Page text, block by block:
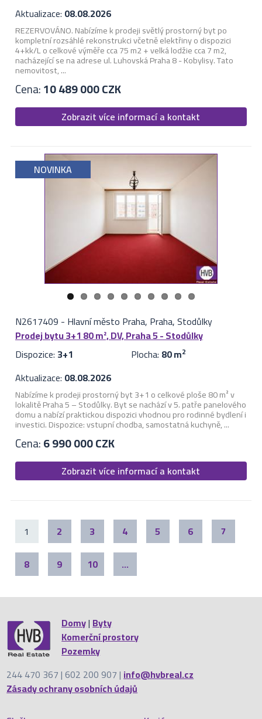
Aktualizace: 08.08.2026
REZERVOVÁNO. Nabízíme k prodeji světlý prostorný byt po
kompletní rozsáhlé rekonstrukci včetně elektřiny o dispozici
4+kk/L o celkové výměře cca 75 m2 + velká lodžie cca 7 m2,
nacházející se na adrese ul. Luhovská Praha 8 - Kobylisy. Tato
nemovitost, ...
Cena:10 489 000 CZK
Zobrazit více informací a kontakt
NOVINKA
N2617409 - Hlavní město Praha, Praha, Stodůlky
Prodej bytu 3+1 80 m², DV, Praha 5 - Stodůlky
Dispozice: 3+1 Plocha: 80 m2
Aktualizace: 08.08.2026
Nabízíme k prodeji prostorný byt 3+1 o celkové ploše 80 m² v
lokalitě Praha 5 – Stodůlky. Byt se nachází v 5. patře panelového
domu a nabízí praktickou dispozici vhodnou pro rodinné bydlení i
investici. Dispozice: vstupní chodba, samostatná kuchyně, ...
Cena:6 990 000 CZK
Zobrazit více informací a kontakt
1 2 3 4 5 6
7
8
9 10 ...
Domy|Byty
Komerční prostory
Pozemky
244 470 367 | 602 200 907 |info@hvbreal.cz
Zásady ochrany osobních údajů